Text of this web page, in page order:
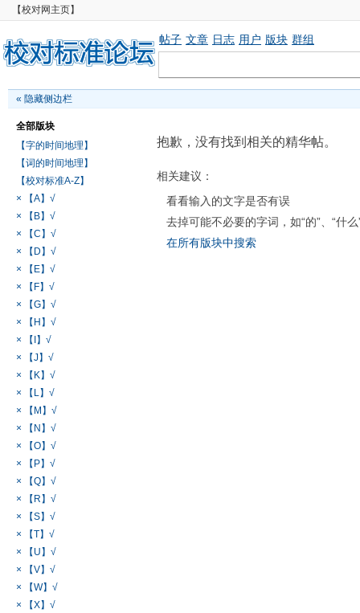
【校对网主页】
帖子 文章 日志 用户 版块 群组
« 隐藏侧边栏
全部版块
【字的时间地理】
【词的时间地理】
【校对标准A-Z】
× 【A】√
× 【B】√
× 【C】√
× 【D】√
× 【E】√
× 【F】√
× 【G】√
× 【H】√
× 【I】√
× 【J】√
× 【K】√
× 【L】√
× 【M】√
× 【N】√
× 【O】√
× 【P】√
× 【Q】√
× 【R】√
× 【S】√
× 【T】√
× 【U】√
× 【V】√
× 【W】√
× 【X】√
抱歉，没有找到相关的精华帖。
相关建议：
看看输入的文字是否有误
去掉可能不必要的字词，如“的”、“什么
在所有版块中搜索